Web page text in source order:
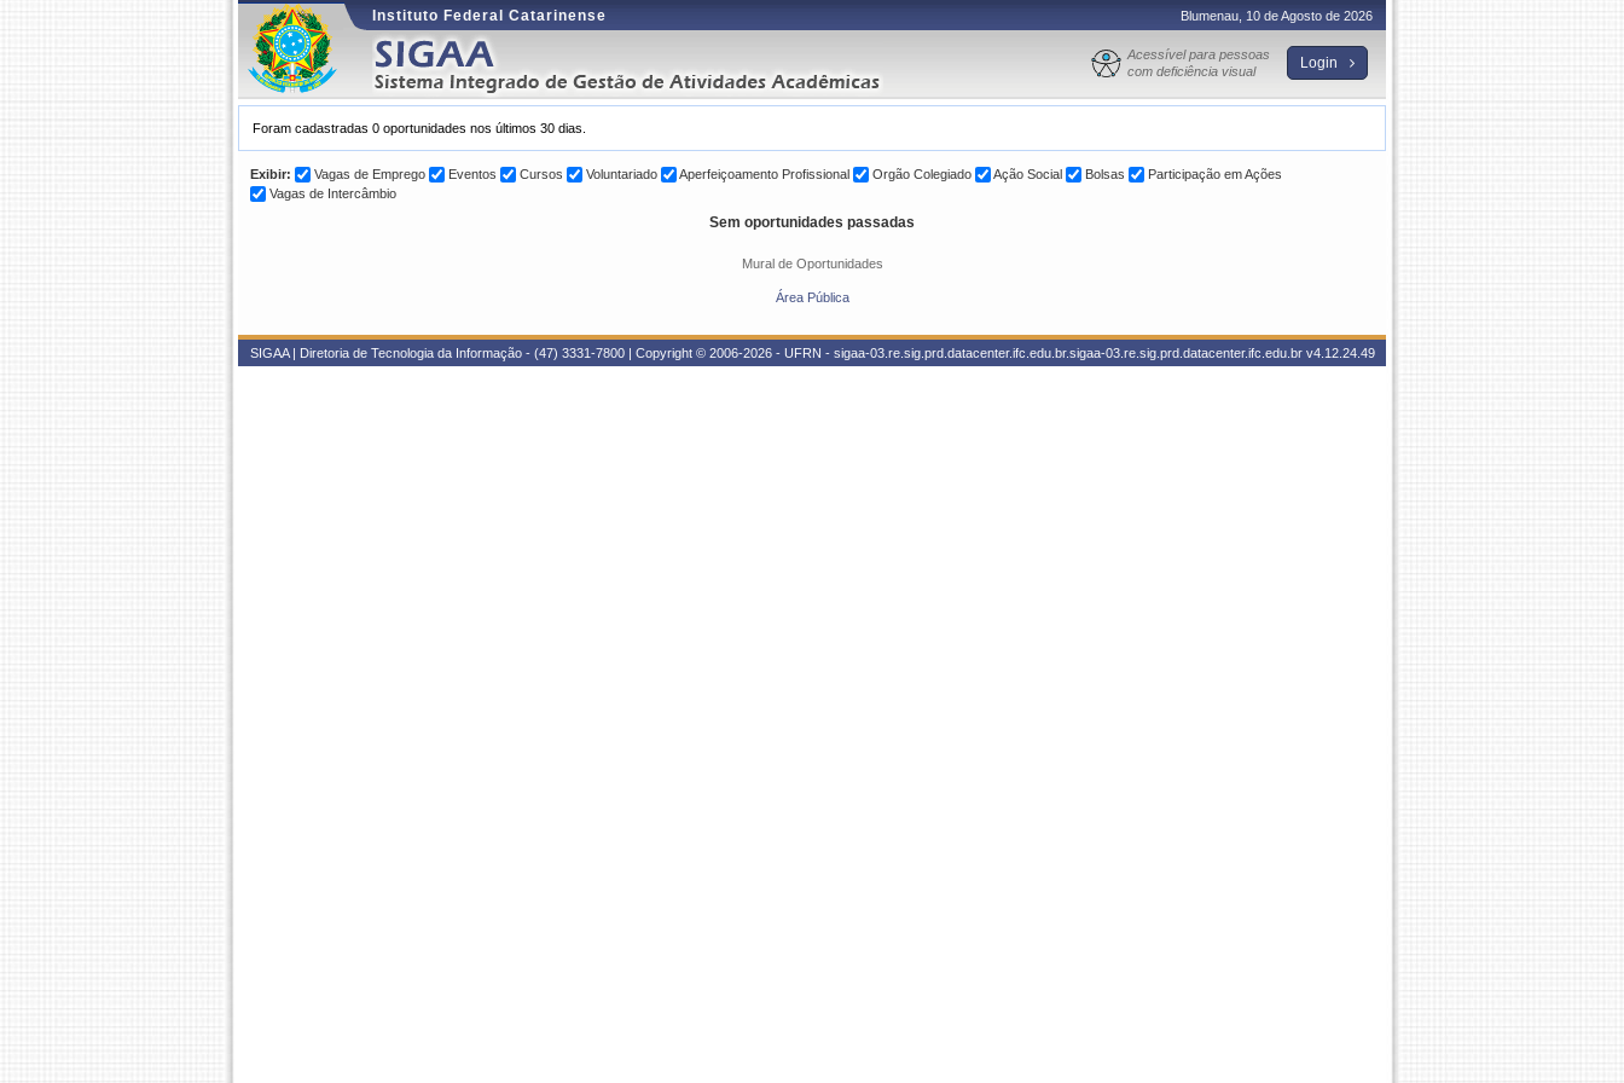
Instituto Federal Catarinense Blumenau, 10 de Agosto de 2026
Acessível para pessoas
com deficiência visual
Login
Foram cadastradas 0 oportunidades nos últimos 30 dias.
Exibir: Vagas de Emprego Eventos Cursos Voluntariado Aperfeiçoamento Profissional Orgão Colegiado Ação Social Bolsas
Participação em Ações
Vagas de Intercâmbio
Sem oportunidades passadas
Mural de Oportunidades
Área Pública
SIGAA | Diretoria de Tecnologia da Informação - (47) 3331-7800 | Copyright © 2006-2026 - UFRN - sigaa-03.re.sig.prd.datacenter.ifc.edu.br.sigaa-03.re.sig.prd.datacenter.ifc.edu.br v4.12.24.49